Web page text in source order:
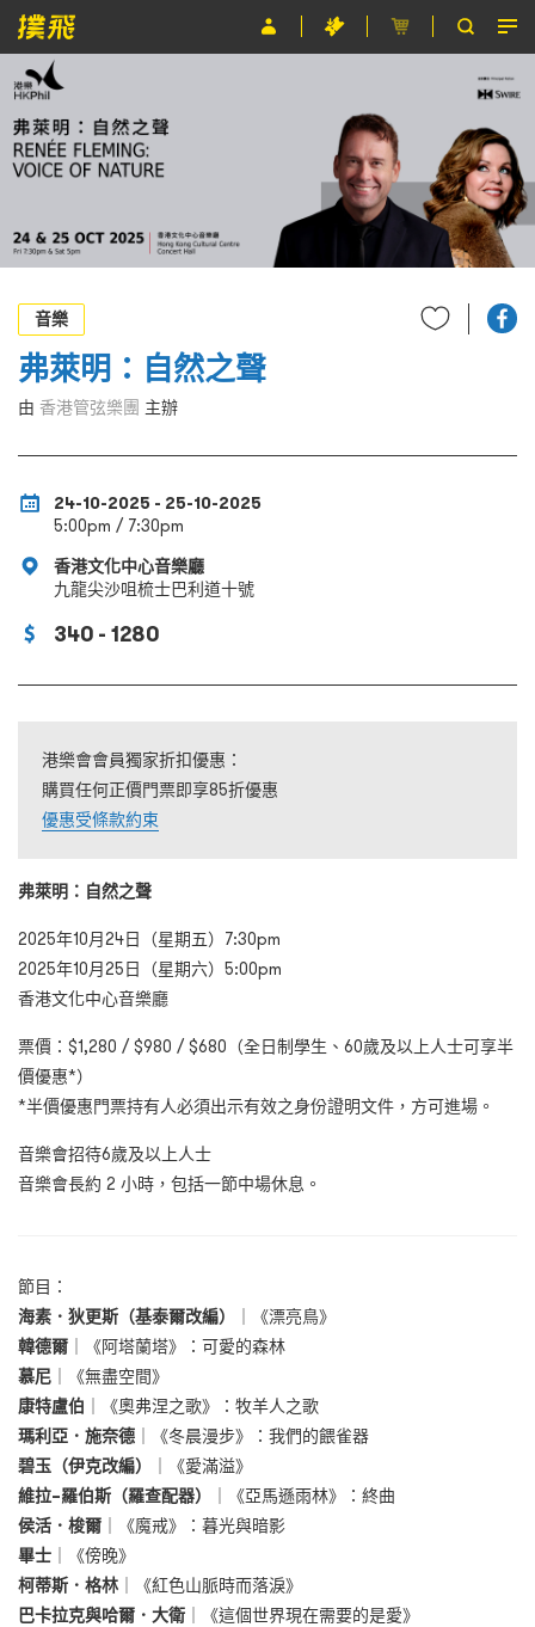
節目
主辦單位
條款及細則
EN
音樂
弗萊明：自然之聲
由 香港管弦樂團 主辦
24-10-2025 - 25-10-2025
5:00pm / 7:30pm
香港文化中心音樂廳
九龍尖沙咀梳士巴利道十號
340 - 1280
港樂會會員獨家折扣優惠：
購買任何正價門票即享85折優惠
優惠受條款約束
弗萊明：自然之聲
2025年10月24日（星期五）7:30pm
2025年10月25日（星期六）5:00pm
香港文化中心音樂廳
票價：$1,280 / $980 / $680（全日制學生、60歲及以上人士可享半
價優惠*）
*半價優惠門票持有人必須出示有效之身份證明文件，方可進場。
音樂會招待6歲及以上人士
音樂會長約 2 小時，包括一節中場休息。
節目：
海素．狄更斯（基泰爾改編）
《漂亮鳥》
韓德爾
《阿塔蘭塔》：可愛的森林
慕尼
《無盡空間》
康特盧伯
《奧弗涅之歌》：牧羊人之歌
瑪利亞．施奈德
《冬晨漫步》：我們的餵雀器
碧玉（伊克改編）
《愛滿溢》
維拉–羅伯斯（羅查配器）
《亞馬遜雨林》：終曲
侯活．梭爾
《魔戒》：暮光與暗影
畢士
《傍晚》
柯蒂斯．格林
《紅色山脈時而落淚》
巴卡拉克與哈爾．大衛
《這個世界現在需要的是愛》